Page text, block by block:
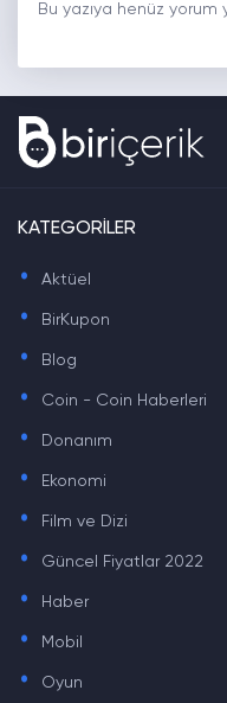
Bu yazıya henüz yorum
KATEGORİLER
. Aktüel
. BirKupon
. Blog
. Coin - Coin Haberleri
. Donanım
. Ekonomi
. Film ve Dizi
. Güncel Fiyatlar 2022
. Haber
. Mobil
. Oyun